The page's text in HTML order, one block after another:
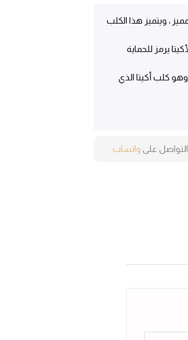
، ويتميز هذا الكلب
يرمز للحماية
كلب أكيتا الذي
على واتساب